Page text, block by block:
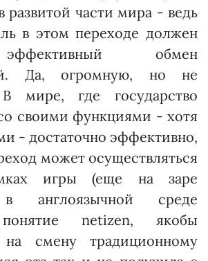
развитой части мира - ведь
в этом переходе должен
обмен
Да, огромную, но не
мире, где государство
своими функциями - хотя
- достаточно эффективно,
может осуществляться
игры (еще на заре
в англоязычной среде
netizen, якобы
на смену традиционному